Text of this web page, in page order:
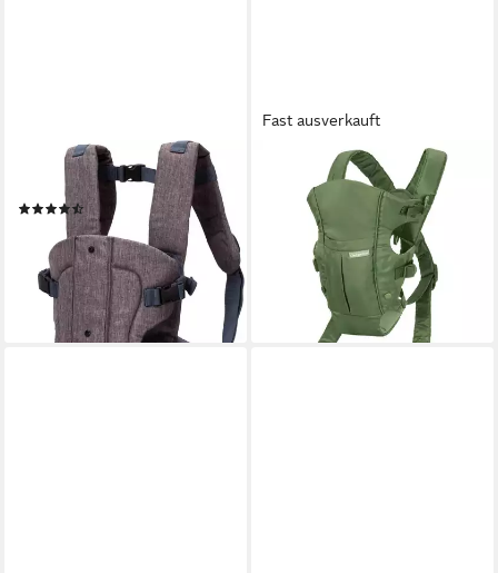
FILLIKID
Bauchtrage WALK
(85)
ab 39,99 € UVP 49,90 €
-20%
lieferbar - in 2-3 Werktagen bei dir
Fast ausverkauft
INFANTINO BKIDS
Babytrage Swift Classic -
Olive, Baby Bauchtrage ab
Geburt von 3,6 - 11,3 kg 2
Tragepositionen
lieferbar - in 2-3 Werktagen bei dir